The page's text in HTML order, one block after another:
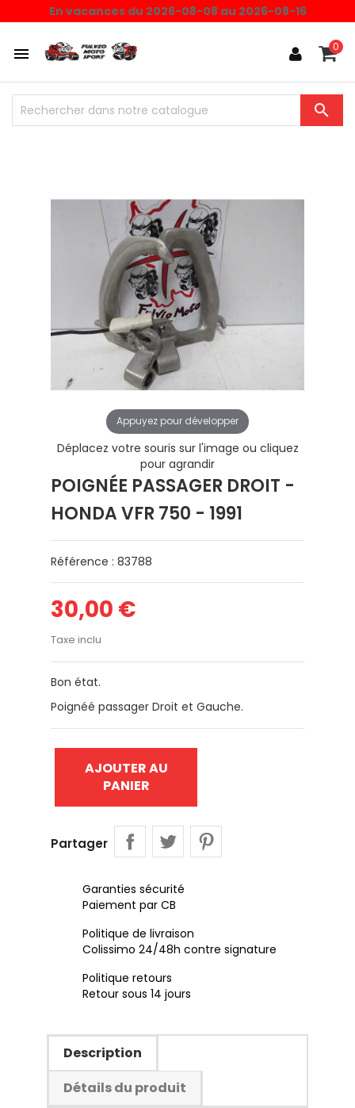
En vacances du 2026-08-08 au 2026-08-16
 0

Appuyez pour développer
Déplacez votre souris sur l'image ou cliquez
pour agrandir
POIGNÉE PASSAGER DROIT -
HONDA VFR 750 - 1991
Référence : 83788
30,00 €
Taxe inclu
Bon état.
Poignéé passager Droit et Gauche.
AJOUTER AU
PANIER
Partager
Garanties sécurité
Paiement par CB
Politique de livraison
Colissimo 24/48h contre signature
Politique retours
Retour sous 14 jours
Description
Détails du produit